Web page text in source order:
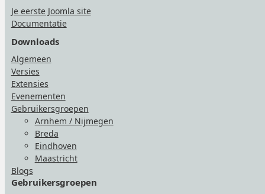
Je eerste Joomla site
Documentatie
Downloads
Algemeen
Versies
Extensies
Evenementen
Gebruikersgroepen
Arnhem / Nijmegen
Breda
Eindhoven
Maastricht
Blogs
Gebruikersgroepen